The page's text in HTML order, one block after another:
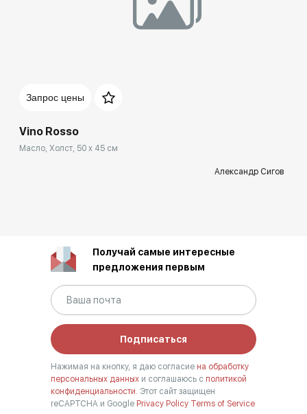
Запрос цены
Vino Rosso
Масло, Холст, 50 x 45 см
Александр Сигов
Получай самые интересные
предложения первым
Подписаться
Нажимая на кнопку, я даю согласие на обработку
персональных данных и соглашаюсь с политикой
конфиденциальности. Этот сайт защищен
reCAPTCHA и Google Privacy Policy Terms of Service